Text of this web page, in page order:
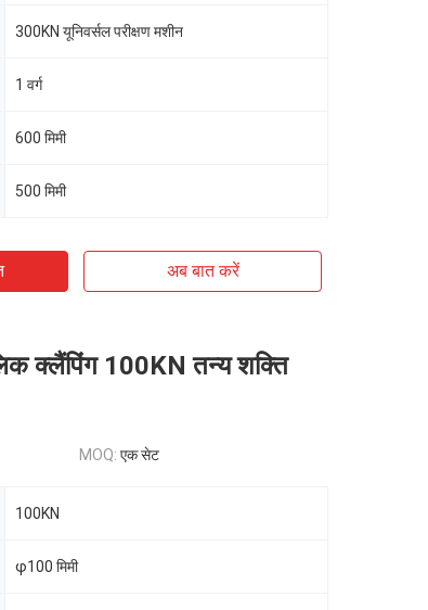
300KN यूनिवर्सल परीक्षण मशीन
1 वर्ग
600 मिमी
500 मिमी
अब बात करें
क्लैंपिंग 100KN तन्य शक्ति
MOQ: एक सेट
100KN
φ100 मिमी